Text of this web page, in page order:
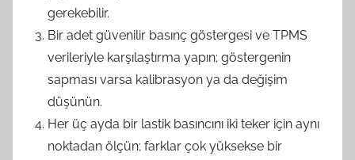
gerekebilir.
Bir adet güvenilir basınç göstergesi ve TPMS
verileriyle karşılaştırma yapın; göstergenin
sapması varsa kalibrasyon ya da değişim
düşünün.
Her üç ayda bir lastik basıncını iki teker için aynı
noktadan ölçün; farklar çok yüksekse bir